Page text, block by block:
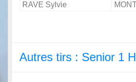
RAVE Sylvie
Autres tirs : Senior 1